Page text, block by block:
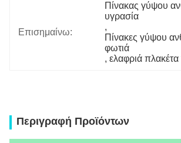
Επισημαίνω:
Πίνακας γύψου
υγρασία
,
Πίνακες γύψου
φωτιά
, ελαφριά
Περιγραφή Προϊόντων